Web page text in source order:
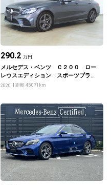
290.2 万円
メルセデス・ベンツ Ｃ２００ ロー
レウスエディション スポーツプラス
パッケージ
2020 距離 45,071km